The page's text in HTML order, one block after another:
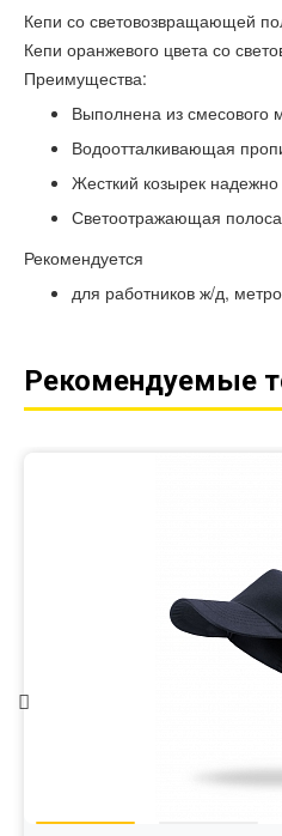
Кепи со световозвращающей
Кепи оранжевого цвета со
Преимущества:
Выполнена из смесового
Водоотталкивающая
Жесткий козырек
Светоотражающая
Рекомендуется
для работников ж/д,
Рекомендуемые